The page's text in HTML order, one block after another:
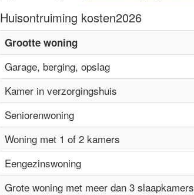
Huisontruiming kosten2026
Grootte woning
Garage, berging, opslag
Kamer in verzorgingshuis
Seniorenwoning
Woning met 1 of 2 kamers
Eengezinswoning
Grote woning met meer dan 3 slaapkamers